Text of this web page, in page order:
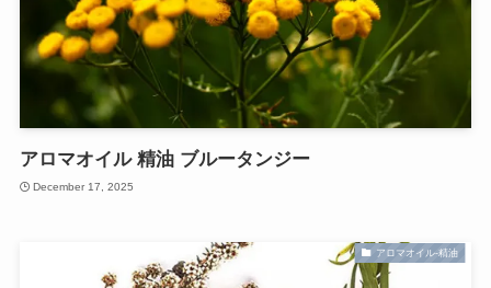
アロマオイル 精油 ブルータンジー
December 17, 2025
アロマオイル-精油